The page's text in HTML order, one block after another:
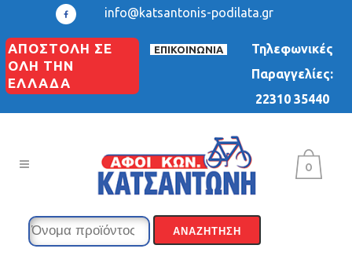
info@katsantonis-podilata.gr
ΑΠΟΣΤΟΛΗ ΣΕ
ΟΛΗ ΤΗΝ
ΕΛΛΑΔΑ
ΕΠΙΚΟΙΝΩΝΙΑ
Τηλεφωνικές
Παραγγελίες:
22310 35440
0